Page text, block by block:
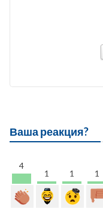
Ваша реакция?
4
1 1 1